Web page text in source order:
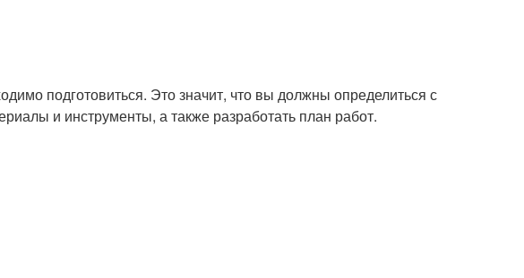
подготовиться. Это значит, что вы должны определиться с
и инструменты, а также разработать план работ.